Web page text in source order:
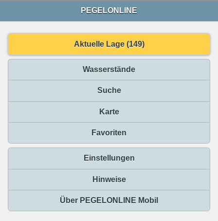
PEGELONLINE
Aktuelle Lage (149)
Wasserstände
Suche
Karte
Favoriten
Einstellungen
Hinweise
Über PEGELONLINE Mobil